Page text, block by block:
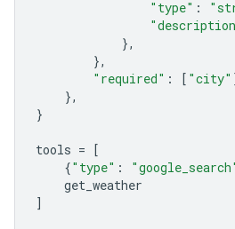
"type" :
},
},
"required" : [ "city"
},
}
tools =
[
{"type" :
get_weather
]